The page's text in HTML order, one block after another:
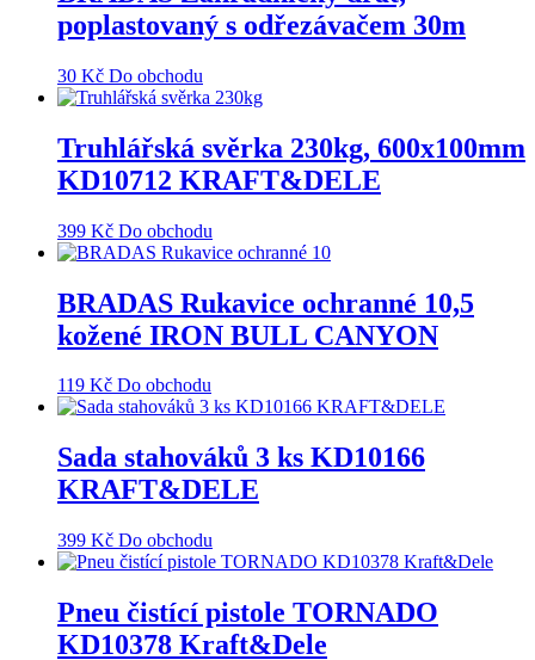
poplastovaný s odřezávačem 30m
30 Kč Do obchodu
Truhlářská svěrka 230kg, 600x100mm
KD10712 KRAFT&DELE
399 Kč Do obchodu
BRADAS Rukavice ochranné 10,5
kožené IRON BULL CANYON
119 Kč Do obchodu
Sada stahováků 3 ks KD10166
KRAFT&DELE
399 Kč Do obchodu
Pneu čistící pistole TORNADO
KD10378 Kraft&Dele